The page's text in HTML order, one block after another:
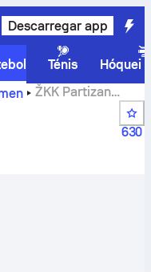
Descarregar app
Ténis
Hóquei
ŽKK Partizan
calendário e
630